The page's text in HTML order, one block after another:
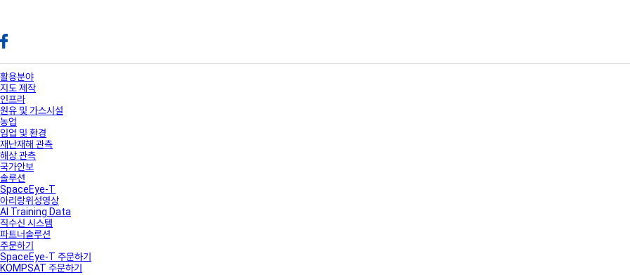
활용분야
지도 제작
인프라
원유 및 가스시설
농업
임업 및 환경
재난재해 관측
해상 관측
국가안보
솔루션
SpaceEye-T
아리랑위성영상
AI Training Data
직수신 시스템
파트너솔루션
주문하기
SpaceEye-T 주문하기
KOMPSAT 주문하기